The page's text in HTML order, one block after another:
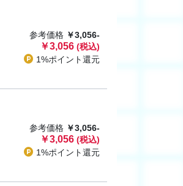
参考価格 ￥3,056-
￥3,056 (税込)
1%ポイント還元
参考価格 ￥3,056-
￥3,056 (税込)
1%ポイント還元